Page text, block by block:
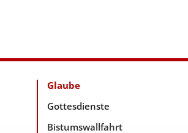
Glaube
Gottesdienste
Bistumswallfahrt